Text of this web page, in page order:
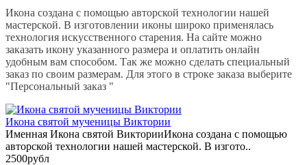
Икона создана с помощью авторской технологии нашей
мастерской. В изготовлении иконы широко применялась
технология искусственного старения. На сайте можно
заказать икону указанного размера и оплатить онлайн
удобным вам способом. Так же можно сделать специальный
заказ по своим размерам. Для этого в строке заказа выберите
"Персональный заказ "
Икона святой мученицы Виктории
Именная Икона святой ВикторииИкона создана с помощью
авторской технологии нашей мастерской. В изгото..
2500рубл